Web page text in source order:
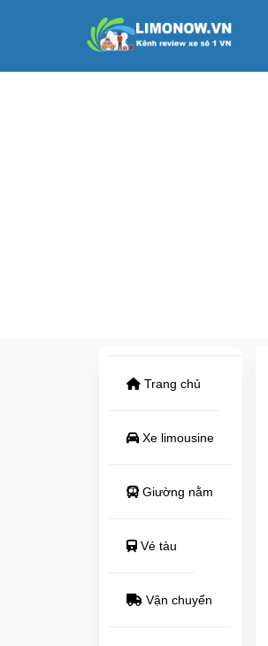
Trang chủ
Xe limousine
Giường nằm
Vé tàu
Vận chuyển